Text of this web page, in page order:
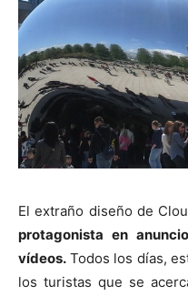
El extraño diseño de
protagonista en
vídeos. Todos los días,
los turistas que se